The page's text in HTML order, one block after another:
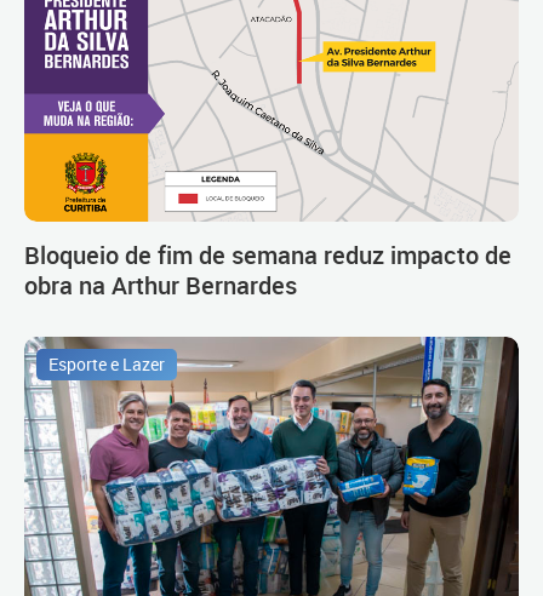
Bloqueio de fim de semana reduz impacto de
obra na Arthur Bernardes
Esporte e Lazer